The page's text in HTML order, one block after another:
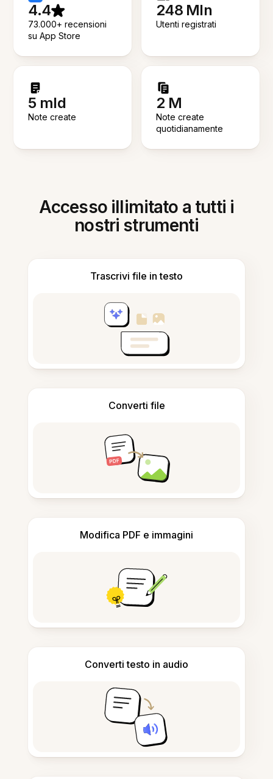
4.4
73.000+ recensioni
su App Store
248 Mln
Utenti registrati
5 mld
Note create
2 M
Note create
quotidianamente
Accesso illimitato a tutti i
nostri strumenti
Trascrivi file in testo
Converti file
Modifica PDF e immagini
Converti testo in audio